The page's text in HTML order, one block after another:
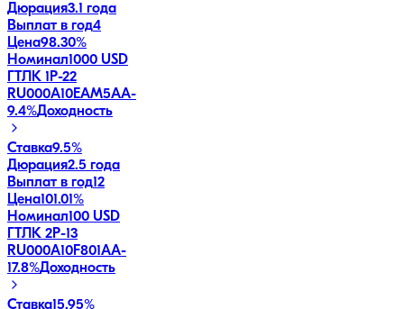
Дюрация3.1 года
Выплат в год4
Цена98.30%
Номинал1000 USD
ГТЛК 1P-22
RU000A10EAM5AA-
9.4%Доходность
Ставка9.5%
Дюрация2.5 года
Выплат в год12
Цена101.01%
Номинал100 USD
ГТЛК 2P-13
RU000A10F801AA-
17.8%Доходность
Ставка15.95%